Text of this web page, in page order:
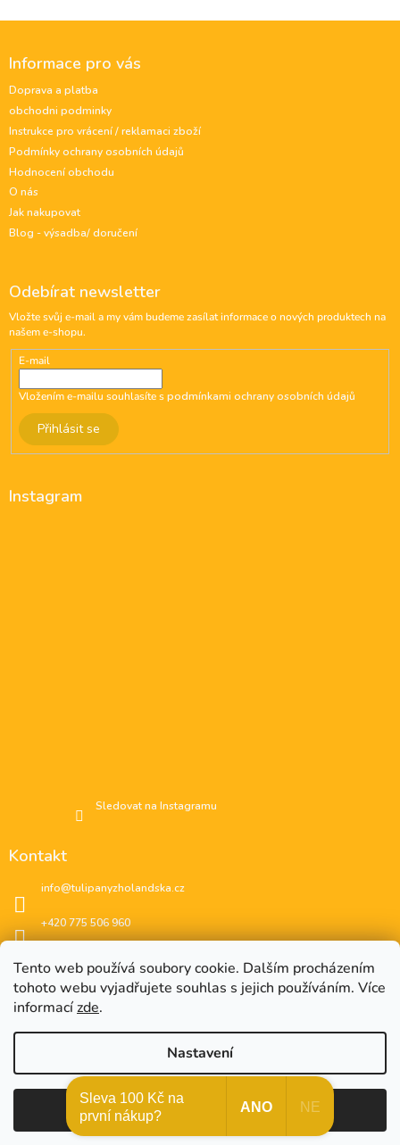
Tento web používá soubory cookie. Dalším procházením
tohoto webu vyjadřujete souhlas s jejich používáním. Více
informacízde.
Nastavení
Informace pro vás
Doprava a platba
obchodni podminky
Instrukce pro vrácení / reklamaci zboží
Podmínky ochrany osobních údajů
Hodnocení obchodu
O nás
Jak nakupovat
Blog - výsadba/ doručení
Odebírat newsletter
Vložte svůj e-mail a my vám budeme zasílat informace o nových produktech na
našem e-shopu.
E-mail
Vložením e-mailu souhlasíte spodmínkami ochrany osobních údajů
Přihlásit se
Instagram
Sledovat na Instagramu
Kontakt
info@tulipanyzholandska.cz
+420 775 506 960
instagram
Vytvořil Shoptet Copyright 2026 🌷 Tulipány z Holandska 🌷
???? CZK
�esko ???? Slovensko
Sleva 100 Kč na
první nákup?
ANO NE